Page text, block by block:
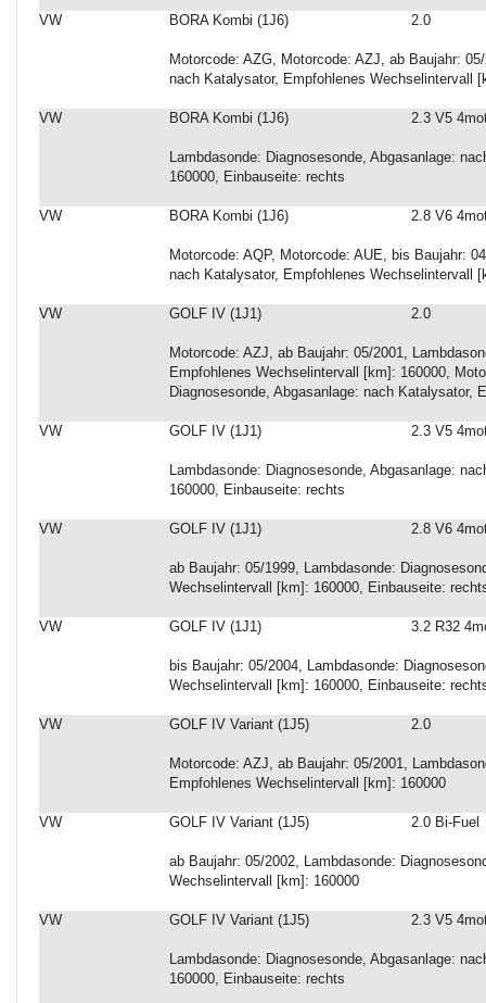
VW BORA Kombi (1J6) 2.0
Motorcode: AZG, Motorcode: AZJ, ab Baujahr:
nach Katalysator, Empfohlenes Wechselintervall
VW BORA Kombi (1J6) 2.3 V5
Lambdasonde: Diagnosesonde, Abgasanlage:
160000, Einbauseite: rechts
VW BORA Kombi (1J6) 2.8 V6
Motorcode: AQP, Motorcode: AUE, bis Baujahr:
nach Katalysator, Empfohlenes Wechselintervall
VW GOLF IV (1J1) 2.0
Motorcode: AZJ, ab Baujahr: 05/2001,
Empfohlenes Wechselintervall [km]: 160000,
Diagnosesonde, Abgasanlage: nach Katalysator,
VW GOLF IV (1J1) 2.3 V5
Lambdasonde: Diagnosesonde, Abgasanlage:
160000, Einbauseite: rechts
VW GOLF IV (1J1) 2.8 V6
ab Baujahr: 05/1999, Lambdasonde:
Wechselintervall [km]: 160000, Einbauseite:
VW GOLF IV (1J1) 3.2 R32
bis Baujahr: 05/2004, Lambdasonde:
Wechselintervall [km]: 160000, Einbauseite:
VW GOLF IV Variant (1J5) 2.0
Motorcode: AZJ, ab Baujahr: 05/2001,
Empfohlenes Wechselintervall [km]: 160000
VW GOLF IV Variant (1J5) 2.0 Bi-Fuel
ab Baujahr: 05/2002, Lambdasonde:
Wechselintervall [km]: 160000
VW GOLF IV Variant (1J5) 2.3 V5
Lambdasonde: Diagnosesonde, Abgasanlage:
160000, Einbauseite: rechts